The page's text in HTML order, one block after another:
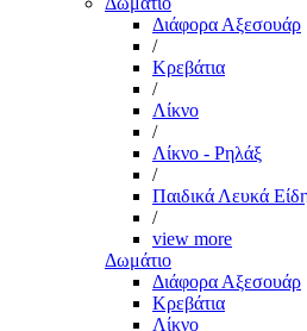
Διάφορα Αξεσουάρ
/
Κρεβάτια
/
Λίκνο
/
Λίκνο - Ρηλάξ
/
Παιδικά Λευκά
/
view more
Δωμάτιο
Διάφορα Αξεσουάρ
Κρεβάτια
Λίκνο